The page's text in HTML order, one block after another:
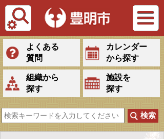
Tiếng Việt
よくある
質問
カレンダー
から探す
組織から
探す
施設を
探す